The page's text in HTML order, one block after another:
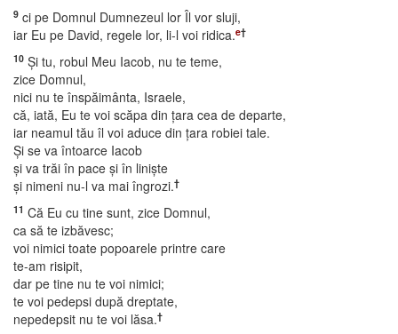
9 ci pe Domnul Dumnezeul lor Îl vor sluji,
iar Eu pe David, regele lor, li-l voi ridica.e†
10 Şi tu, robul Meu Iacob, nu te teme,
zice Domnul,
nici nu te înspăimânta, Israele,
că, iată, Eu te voi scăpa din ţara cea de departe,
iar neamul tău îl voi aduce din ţara robiei tale.
Şi se va întoarce Iacob
şi va trăi în pace şi în linişte
şi nimeni nu-l va mai îngrozi.†
11 Că Eu cu tine sunt, zice Domnul,
ca să te izbăvesc;
voi nimici toate popoarele printre care
te-am risipit,
dar pe tine nu te voi nimici;
te voi pedepsi după dreptate,
nepedepsit nu te voi lăsa.†